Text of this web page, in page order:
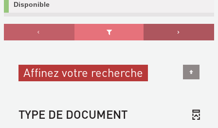
Disponible
Affinez votre recherche
TYPE DE DOCUMENT